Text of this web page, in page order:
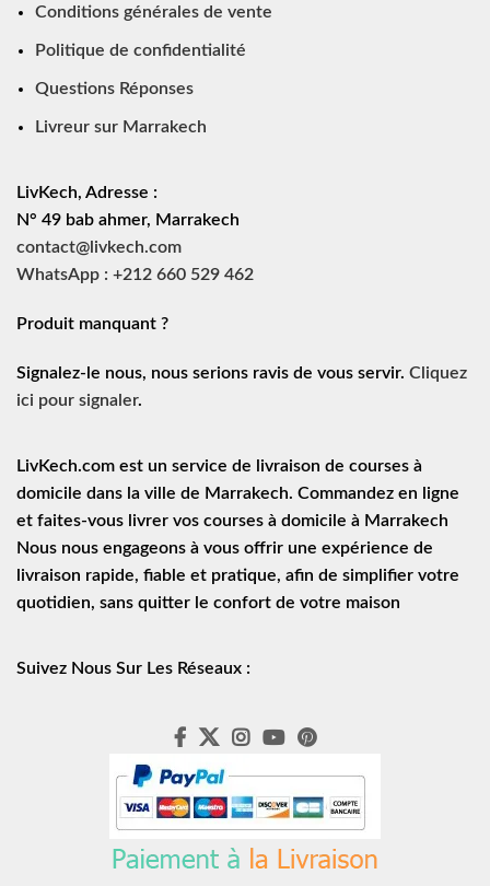
Conditions générales de vente
Politique de confidentialité
Questions Réponses
Livreur sur Marrakech
LivKech, Adresse :
N° 49 bab ahmer, Marrakech
contact@livkech.com
WhatsApp : +212 660 529 462
Produit manquant ?
Signalez-le nous, nous serions ravis de vous servir. Cliquez
ici pour signaler.
LivKech.com est un service de
livraison de courses à
domicile dans la ville de Marrakech. Commandez en ligne
et faites-vous livrer vos courses à domicile à Marrakech
Nous nous engageons à vous offrir une expérience de
livraison rapide, fiable et pratique, afin de simplifier votre
quotidien, sans quitter le confort de votre maison
Suivez Nous Sur Les Réseaux :